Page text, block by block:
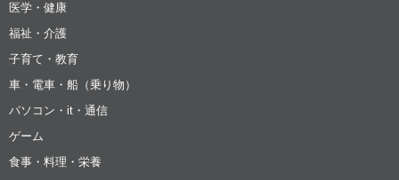
医学・健康
福祉・介護
子育て・教育
車・電車・船（乗り物）
パソコン・it・通信
ゲーム
食事・料理・栄養